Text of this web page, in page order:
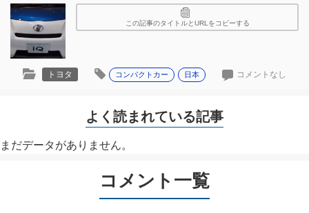
この記事のタイトルとURLをコピーする
トヨタ コンパクトカー 日本 コメントなし
よく読まれている記事
まだデータがありません。
コメント一覧